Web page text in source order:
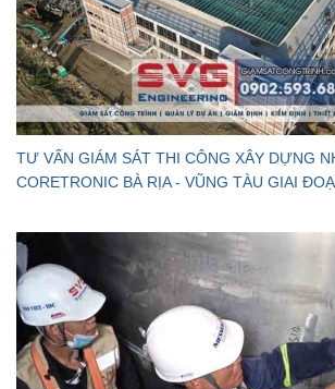
TƯ VẤN GIÁM SÁT THI CÔNG XÂY DỰNG
CORETRONIC BÀ RỊA - VŨNG TÀU GIAI